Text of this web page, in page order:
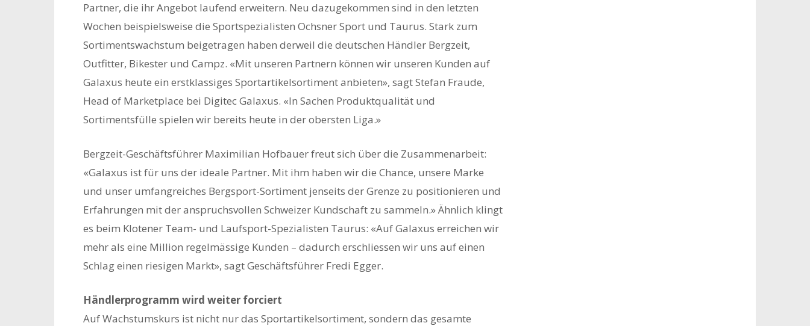
Partner, die ihr Angebot laufend erweitern. Neu dazugekommen sind in den letzten
Wochen beispielsweise die Sportspezialisten Ochsner Sport und Taurus. Stark zum
Sortimentswachstum beigetragen haben derweil die deutschen Händler Bergzeit,
Outfitter, Bikester und Campz. «Mit unseren Partnern können wir unseren Kunden auf
Galaxus heute ein erstklassiges Sportartikelsortiment anbieten», sagt Stefan Fraude,
Head of Marketplace bei Digitec Galaxus. «In Sachen Produktqualität und
Sortimentsfülle spielen wir bereits heute in der obersten Liga.»
Bergzeit-Geschäftsführer Maximilian Hofbauer freut sich über die Zusammenarbeit:
«Galaxus ist für uns der ideale Partner. Mit ihm haben wir die Chance, unsere Marke
und unser umfangreiches Bergsport-Sortiment jenseits der Grenze zu positionieren und
Erfahrungen mit der anspruchsvollen Schweizer Kundschaft zu sammeln.» Ähnlich klingt
es beim Klotener Team- und Laufsport-Spezialisten Taurus: «Auf Galaxus erreichen wir
mehr als eine Million regelmässige Kunden – dadurch erschliessen wir uns auf einen
Schlag einen riesigen Markt», sagt Geschäftsführer Fredi Egger.
Händlerprogramm wird weiter forciert
Auf Wachstumskurs ist nicht nur das Sportartikelsortiment, sondern das gesamte